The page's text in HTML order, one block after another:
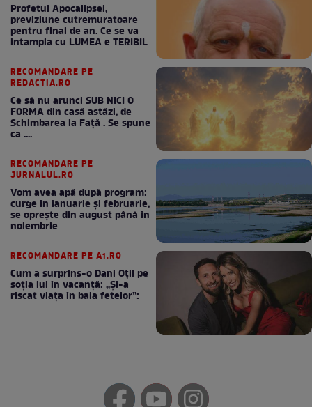
Profetul Apocalipsei,
previziune cutremuratoare
pentru final de an. Ce se va
intampla cu LUMEA e TERIBIL
RECOMANDARE PE
REDACTIA.RO
Ce să nu arunci SUB NICI O
FORMA din casă astăzi, de
Schimbarea la Față . Se spune
ca ....
RECOMANDARE PE
JURNALUL.RO
Vom avea apă după program:
curge în ianuarie și februarie,
se oprește din august până în
noiembrie
RECOMANDARE PE A1.RO
Cum a surprins-o Dani Oțil pe
soția lui în vacanță: „Și-a
riscat viața în baia fetelor”: